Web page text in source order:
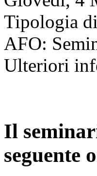
Tipologia
AFO:
Ulteriori
Il
seguente